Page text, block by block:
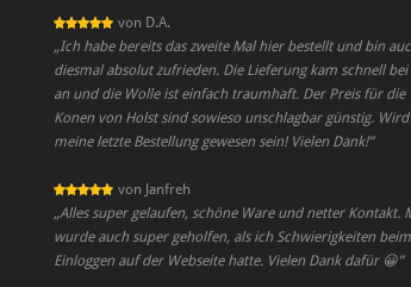
von D.A.
„Ich habe bereits das zweite Mal hier bestellt und bin
diesmal absolut zufrieden. Die Lieferung kam schnell
an und die Wolle ist einfach traumhaft. Der Preis für die
Konen von Holst sind sowieso unschlagbar günstig.
meine letzte Bestellung gewesen sein! Vielen Dank!”
von Janfreh
„Alles super gelaufen, schöne Ware und netter Kontakt.
wurde auch super geholfen, als ich Schwierigkeiten beim
Einloggen auf der Webseite hatte. Vielen Dank dafür 😀”